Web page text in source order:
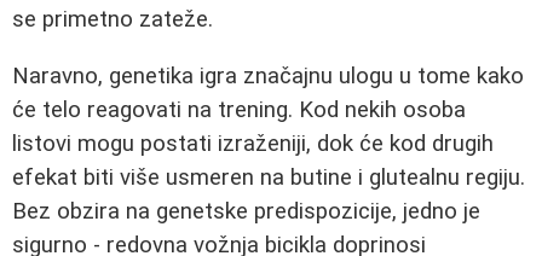
se primetno zateže.
Naravno, genetika igra značajnu ulogu u tome kako
će telo reagovati na trening. Kod nekih osoba
listovi mogu postati izraženiji, dok će kod drugih
efekat biti više usmeren na butine i glutealnu regiju.
Bez obzira na genetske predispozicije, jedno je
sigurno - redovna vožnja bicikla doprinosi